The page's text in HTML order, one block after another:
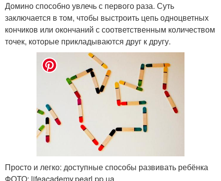
Домино способно увлечь с первого раза. Суть
заключается в том, чтобы выстроить цепь одноцветных
кончиков или окончаний с соответственным количеством
точек, которые прикладываются друг к другу.
Просто и легко: доступные способы развивать ребёнка